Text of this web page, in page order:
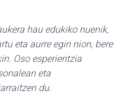
hau edukiko nuenik,
eta aurre egin nion, bere
Oso esperientzia
eta
du.